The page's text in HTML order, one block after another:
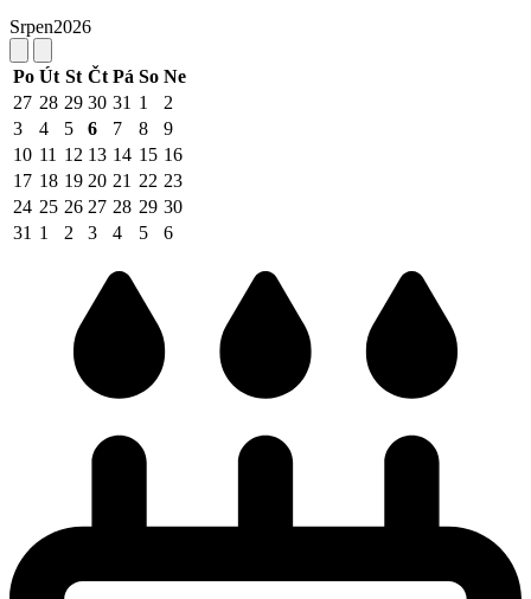
Srpen2026
Po Út St Čt Pá So Ne
27 28 29 30 31 1
2
3
4 5 6 7 8
9
10 11 12 13 14 15 16
17 18 19 20 21 22 23
24 25 26 27 28 29 30
31 1 2 3 4 5 6